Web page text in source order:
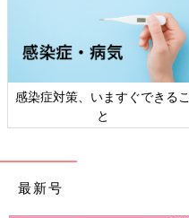
日本外来小児科学会リーフレッ
ト検討会
最新号